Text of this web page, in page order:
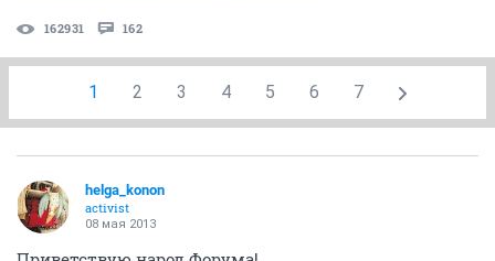
162931 162
1 2 3 4 5 6 7
helga_konon
activist
08 мая 2013